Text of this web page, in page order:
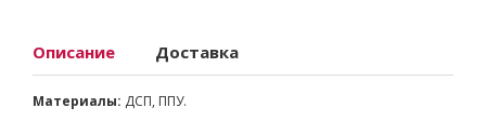
Описание Доставка
Материалы: ДСП, ППУ.